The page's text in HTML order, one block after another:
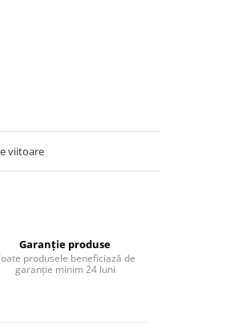
viitoare
Garanție produse
produsele beneficiază de
garanție minim 24 luni